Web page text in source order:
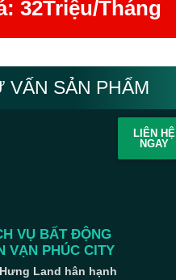
32Triệu/Tháng
VẤN SẢN PHẨM
VỤ BẤT ĐỘNG
VẠN PHÚC CITY
Land hân hạnh
LIÊN HỆ
NGAY